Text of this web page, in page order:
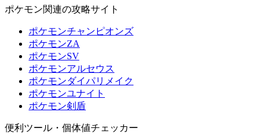
ポケモン関連の攻略サイト
ポケモンチャンピオンズ
ポケモンZA
ポケモンSV
ポケモンアルセウス
ポケモンダイパリメイク
ポケモンユナイト
ポケモン剣盾
便利ツール・個体値チェッカー